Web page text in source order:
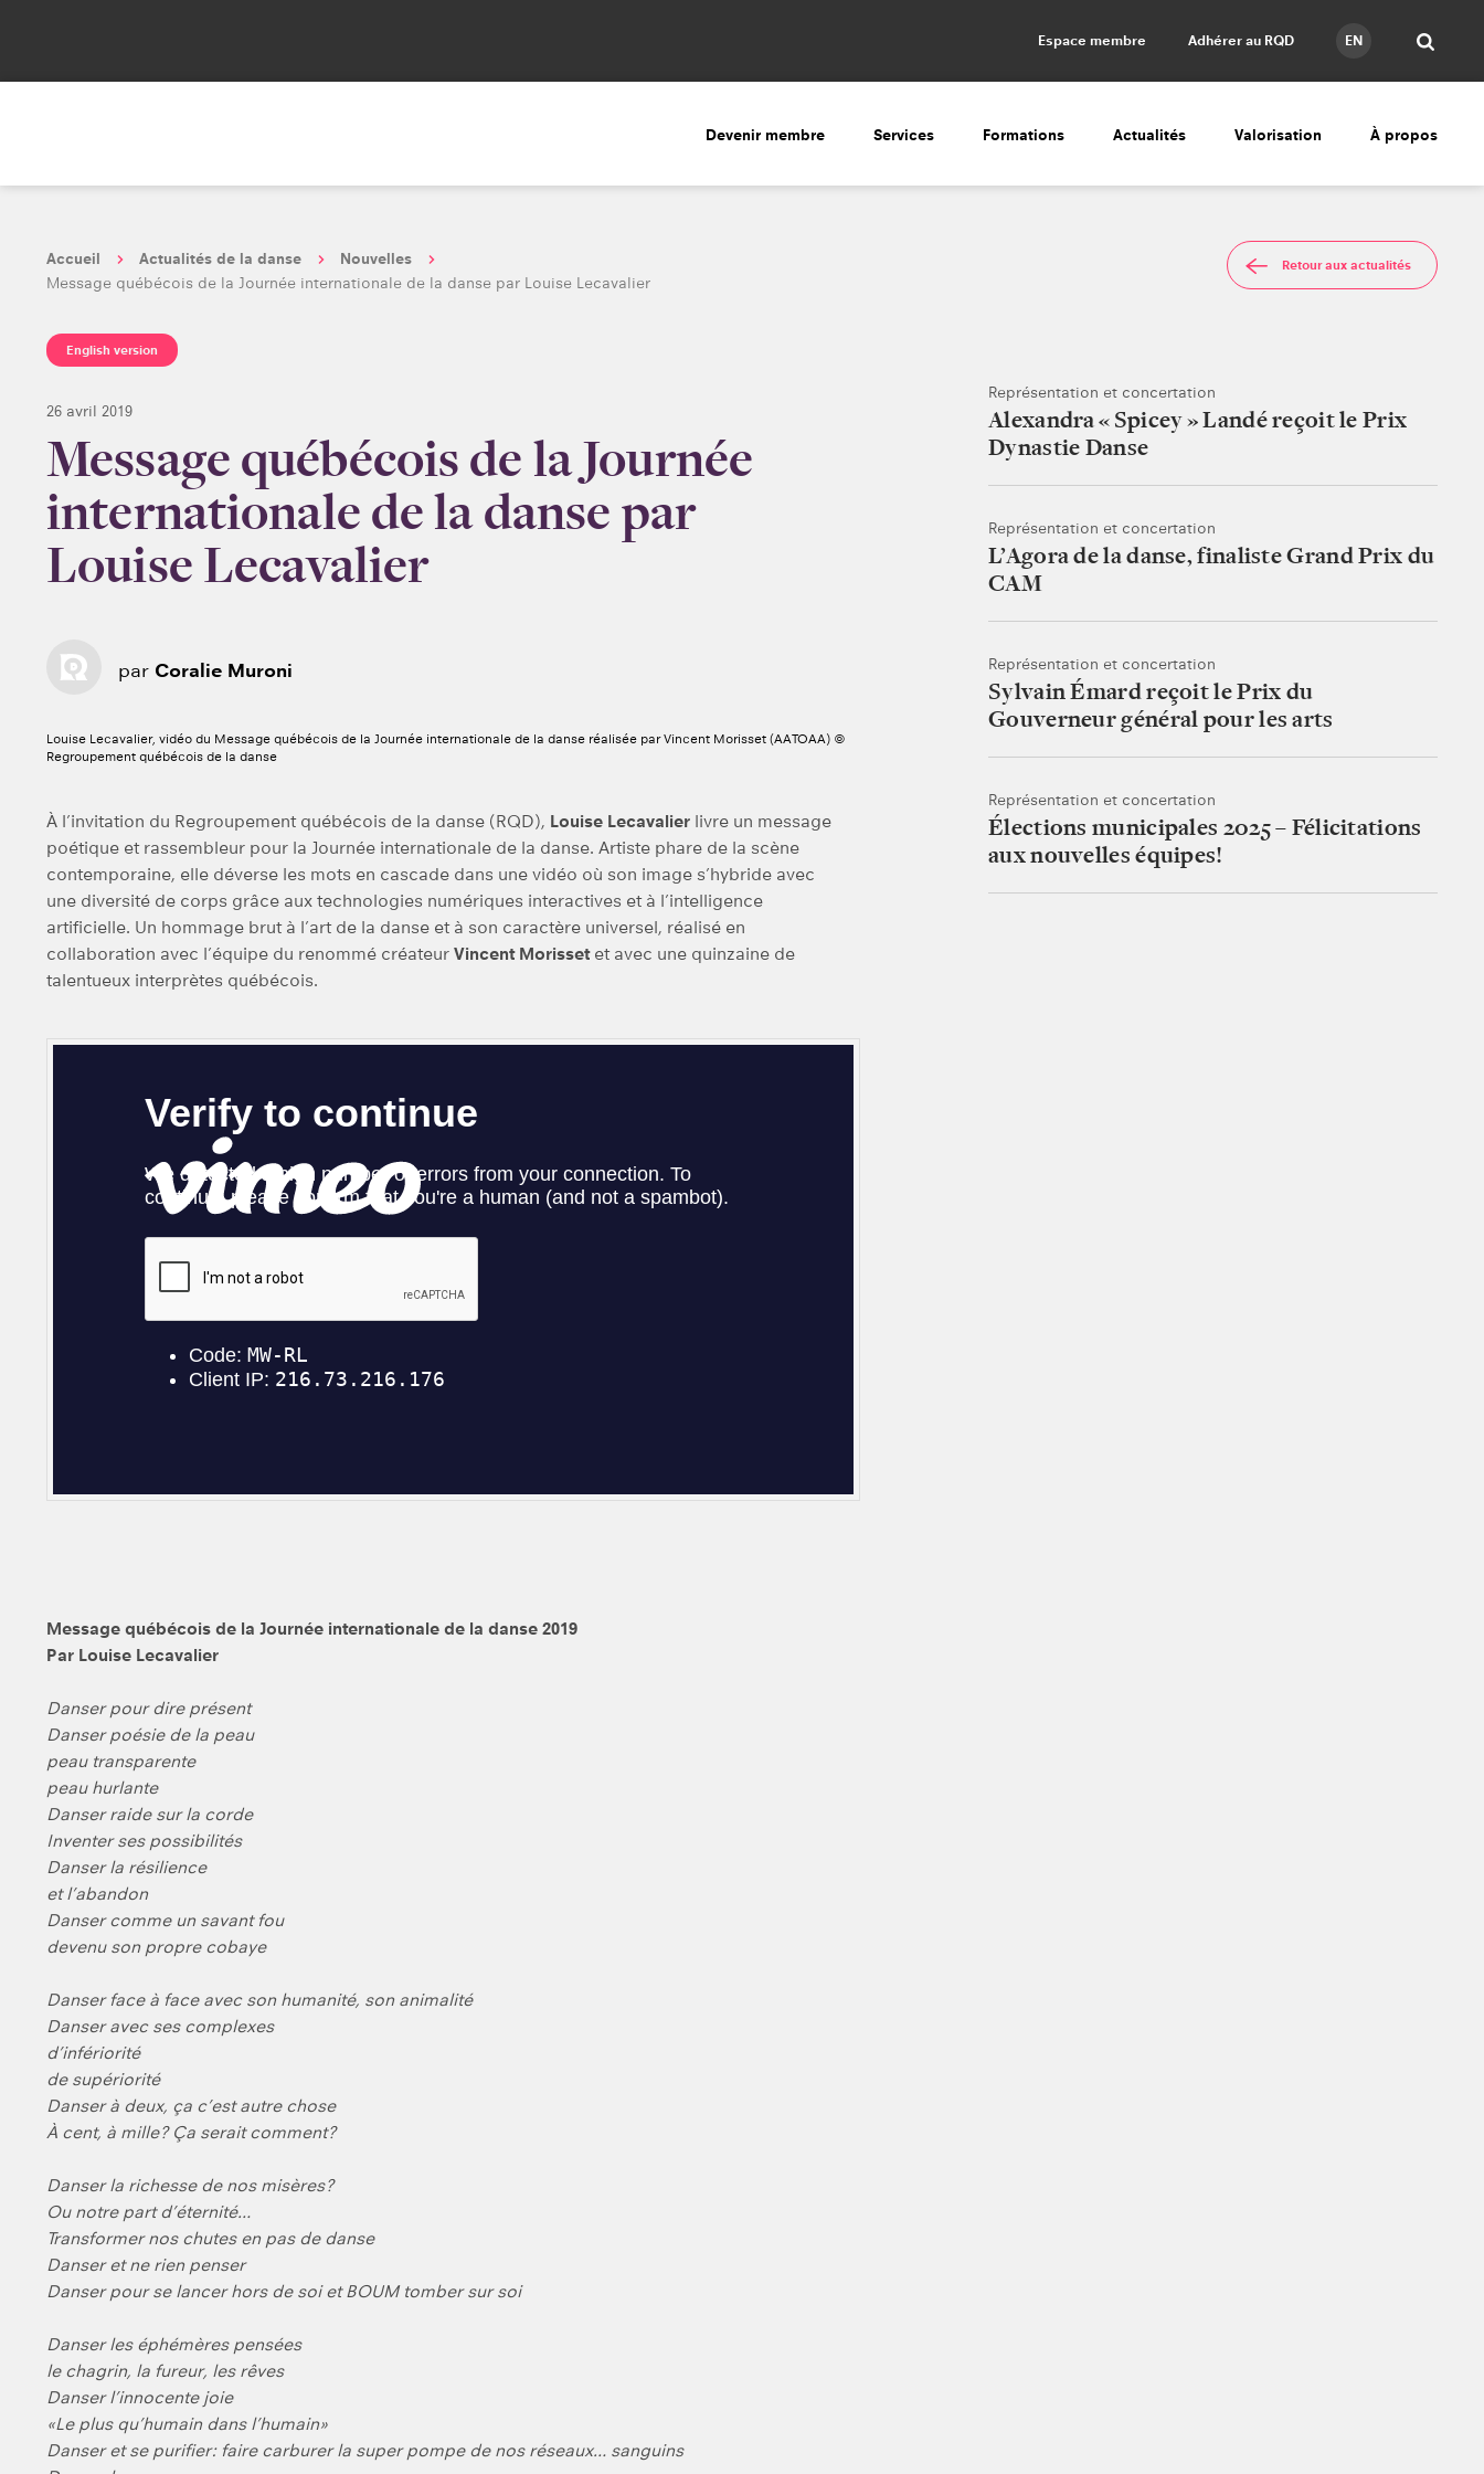
EN
Adhérer au RQD
Espace membre
Devenir membre Services Formations Actualités Valorisation À propos
Accueil Actualités de la danse
Nouvelles
Message québécois de la Journée internationale de la danse par Louise Lecavalier
English version
26 avril 2019
Message québécois de la Journée
internationale de la danse par
Louise Lecavalier
par Coralie Muroni
Louise Lecavalier, vidéo du Message québécois de la Journée internationale de la danse réalisée par Vincent Morisset (AATOAA) ©
Regroupement québécois de la danse
À l’invitation du Regroupement québécois de la danse (RQD), Louise Lecavalier livre un message
poétique et rassembleur pour la Journée internationale de la danse. Artiste phare de la scène
contemporaine, elle déverse les mots en cascade dans une vidéo où son image s’hybride avec
une diversité de corps grâce aux technologies numériques interactives et à l’intelligence
artificielle. Un hommage brut à l’art de la danse et à son caractère universel, réalisé en
collaboration avec l’équipe du renommé créateur Vincent Morissetet avec une quinzaine de
talentueux interprètes québécois.
Message québécois de la Journée internationale de la danse 2019
Par Louise Lecavalier
Danser pour dire présent
Danser poésie de la peau
peau transparente
peau hurlante
Danser raide sur la corde
Inventer ses possibilités
Danser la résilience
et l’abandon
Danser comme un savant fou
devenu son propre cobaye
Danser face à face avec son humanité, son animalité
Danser avec ses complexes
d’infériorité
de supériorité
Danser à deux, ça c’est autre chose
À cent, à mille? Ça serait comment?
Danser la richesse de nos misères?
Ou notre part d’éternité…
Transformer nos chutes en pas de danse
Danser et ne rien penser
Danser pour se lancer hors de soi et BOUM tomber sur soi
Danser les éphémères pensées
le chagrin, la fureur, les rêves
Danser l’innocente joie
«Le plus qu’humain dans l’humain»
Danser et se purifier: faire carburer la super pompe de nos réseaux… sanguins
Retour aux actualités
Représentation et concertation
Alexandra « Spicey » Landé reçoit le Prix
Dynastie Danse
Représentation et concertation
L’Agora de la danse, finaliste Grand Prix du
CAM
Représentation et concertation
Sylvain Émard reçoit le Prix du
Gouverneur général pour les arts
Représentation et concertation
Élections municipales 2025 – Félicitations
aux nouvelles équipes!